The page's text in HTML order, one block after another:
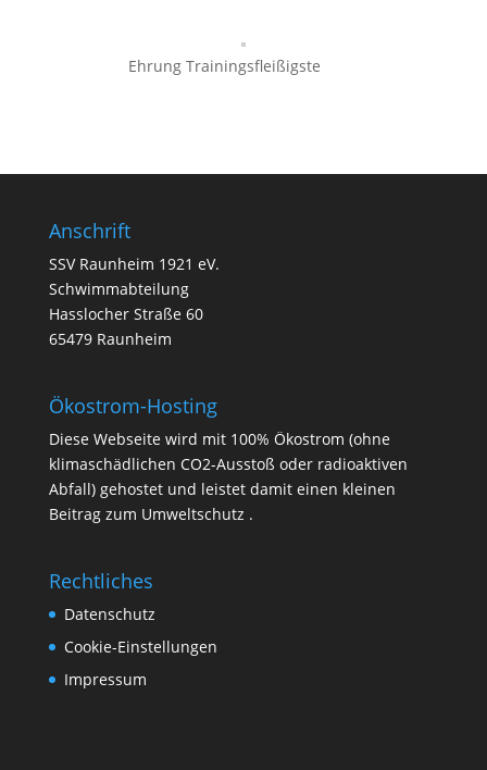
Ehrung Trainingsfleißigste
Anschrift
SSV Raunheim 1921 eV.
Schwimmabteilung
Hasslocher Straße 60
65479 Raunheim
Ökostrom-Hosting
Diese Webseite wird mit 100% Ökostrom (ohne
klimaschädlichen CO2-Ausstoß oder radioaktiven
Abfall) gehostet und leistet damit einen kleinen
Beitrag zum Umweltschutz .
Rechtliches
Datenschutz
Cookie-Einstellungen
Impressum